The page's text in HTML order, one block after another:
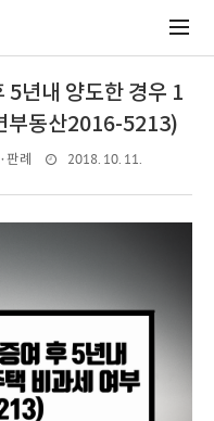
5년내 양도한 경우 1
부동산2016-5213)
례 2018. 10. 11.